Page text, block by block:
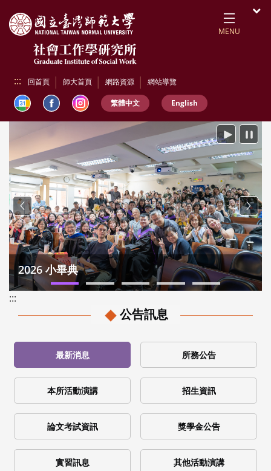
MENU
::: 回首頁 師大首頁 網路資源 網站導覽
繁體中文 English
播放 暫停
2026 小畢典
Previous Next
:::
公告訊息
最新消息 所務公告
本所活動演講 招生資訊
論文考試資訊 獎學金公告
實習訊息 其他活動演講